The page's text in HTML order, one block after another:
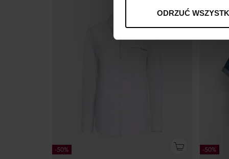
ODRZUĆ
-50% -50%